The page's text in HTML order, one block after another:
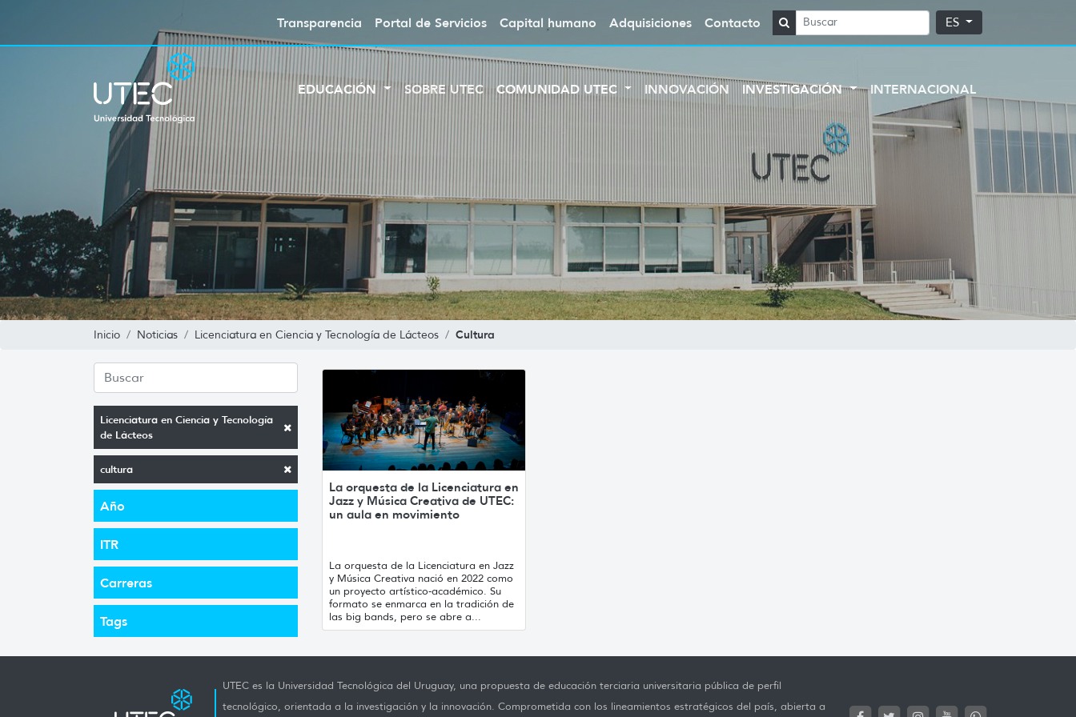
Transparencia Portal de Servicios Capital humano Adquisiciones Contacto ES
EDUCACIÓN SOBRE UTEC COMUNIDAD UTEC INNOVACIÓN INVESTIGACIÓN INTERNACIONAL
Inicio Noticias Licenciatura en Ciencia y Tecnología de Lácteos Cultura
Licenciatura en Ciencia y Tecnología
de Lácteos
cultura
Año
ITR
Carreras
Tags
La orquesta de la Licenciatura en
Jazz y Música Creativa de UTEC:
un aula en movimiento
La orquesta de la Licenciatura en Jazz
y Música Creativa nació en 2022 como
un proyecto artístico-académico. Su
formato se enmarca en la tradición de
las big bands, pero se abre a...
UTEC es la Universidad Tecnológica del Uruguay, una propuesta de educación terciaria universitaria pública de perfil
tecnológico, orientada a la investigación y la innovación. Comprometida con los lineamientos estratégicos del país, abierta a